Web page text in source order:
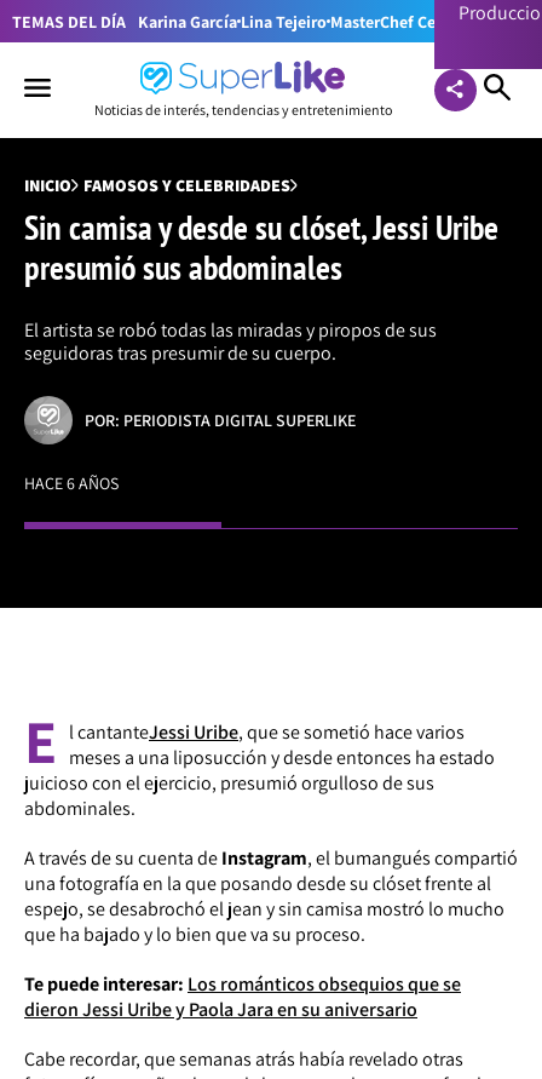
TEMAS DEL DÍA Karina García Lina Tejeiro MasterChef Celebrity
Noticias de interés, tendencias y entretenimiento
INICIO FAMOSOS Y CELEBRIDADES
Sin camisa y desde su clóset, Jessi Uribe
presumió sus abdominales
El artista se robó todas las miradas y piropos de sus
seguidoras tras presumir de su cuerpo.
POR: PERIODISTA DIGITAL SUPERLIKE
HACE 6 AÑOS
E l cantanteJessi Uribe, que se sometió hace varios
meses a una liposucción y desde entonces ha estado
juicioso con el ejercicio, presumió orgulloso de sus
abdominales.
A través de su cuenta deInstagram, el bumangués compartió
una fotografía en la que posando desde su clóset frente al
espejo, se desabrochó el jean y sin camisa mostró lo mucho
que ha bajado y lo bien que va su proceso.
Te puede interesar: Los románticos obsequios que se
dieron Jessi Uribe y Paola Jara en su aniversario
Cabe recordar, que semanas atrás había revelado otras